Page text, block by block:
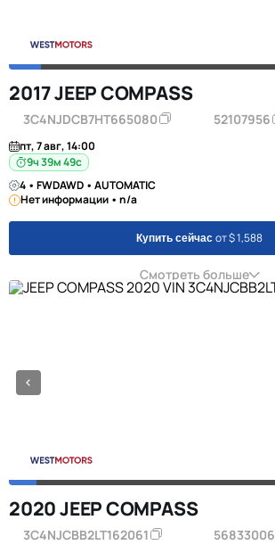
2017 JEEP COMPASS
3C4NJDCB7HT665080 52107956
пт, 7 авг, 14:00
9ч 39м 48с
4 • FWDAWD • AUTOMATIC
Нет информации • n/a
Купить сейчас от $ 1,588
Смотреть больше
2020 JEEP COMPASS
3C4NJCBB2LT162061 56833006